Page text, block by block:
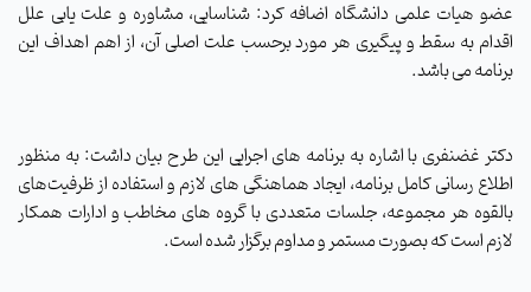
عضو هیات علمی دانشگاه اضافه کرد: شناسایی، مشاوره و علت یابی علل
اقدام به سقط و پیگیری هر مورد برحسب علت اصلی آن، از اهم اهداف این
برنامه می باشد.
دکتر غضنفری با اشاره به برنامه های اجرایی این طرح بیان داشت: به منظور
اطلاع رسانی کامل برنامه، ایجاد هماهنگی های لازم و استفاده از ظرفیت‌های
بالقوه هر مجموعه، جلسات متعددی با گروه های مخاطب و ادارات همکار
لازم است که بصورت مستمر و مداوم برگزار شده است.